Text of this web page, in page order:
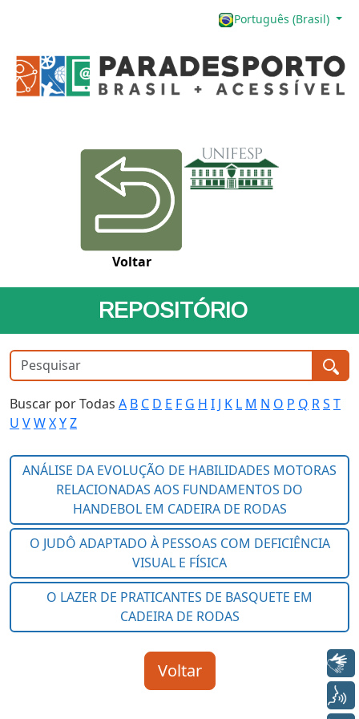
Português (Brasil)
Voltar
REPOSITÓRIO
Buscar por Todas A B C D E F G H I J K L M N O P Q RS T
U VWXYZ